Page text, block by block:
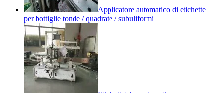
Applicatore automatico di etichette
per bottiglie tonde / quadrate / subuliformi